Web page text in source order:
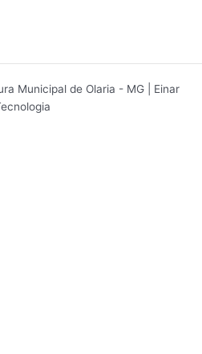
Municipal de Olaria - MG | Einar